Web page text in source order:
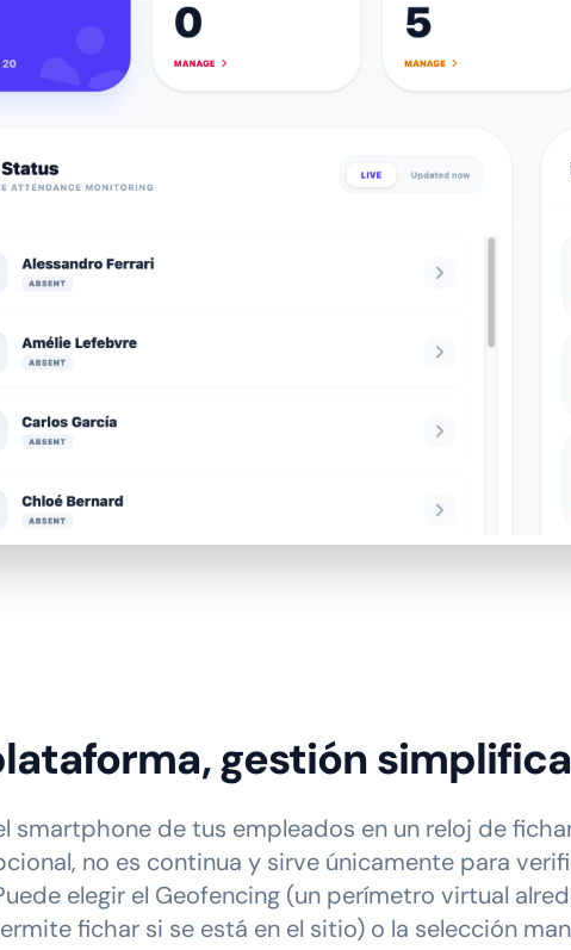
gestión
smartphone de tus empleados en un reloj de
no es continua y sirve únicamente para
elegir el Geofencing (un perímetro virtual
fichar si se está en el sitio) o la selección